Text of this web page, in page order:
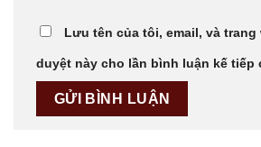
Lưu tên của tôi, email, và
duyệt này cho lần bình luận kế tiếp